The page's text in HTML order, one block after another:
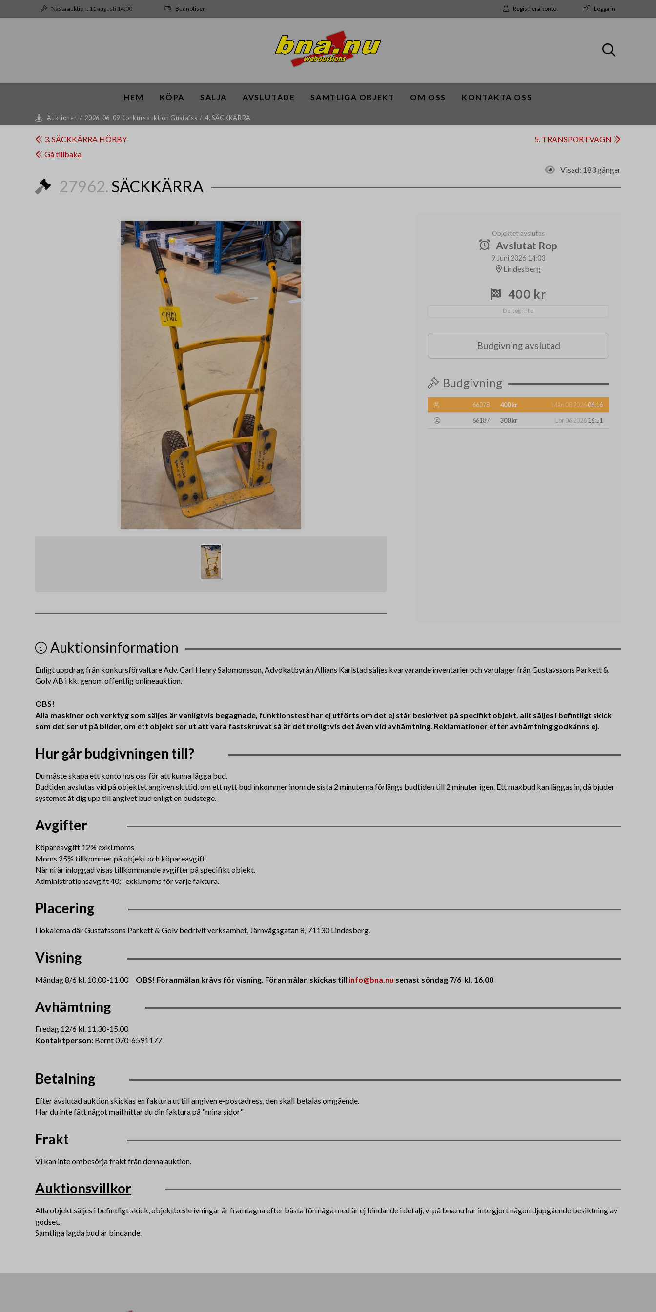
Nästa auktion: 11 augusti 14:00 Budnotiser Registrera konto Logga in
HEM KÖPA SÄLJA AVSLUTADE SAMTLIGA OBJEKT OM OSS KONTAKTA OSS
Auktioner / 2026-06-09 Konkursauktion Gustafss / 4. SÄCKKÄRRA
3. SÄCKKÄRRA HÖRBY
5. TRANSPORTVAGN
Gå tillbaka
Visad: 183 gånger
27962. SÄCKKÄRRA
Objektet avslutas
Avslutat Rop
9 Juni 2026 14:03
Lindesberg
400 kr
Deltog inte
Budgivning avslutad
Budgivning
66078 400 kr Mån 08 202606:16
66187
300 kr Lör 06 202616:51
Auktionsinformation
Enligt uppdrag från konkursförvaltare Adv. Carl Henry Salomonsson, Advokatbyrån Allians Karlstad säljes kvarvarande inventarier och varulager från Gustavssons Parkett &
Golv AB i kk. genom offentlig onlineauktion.
OBS!
Alla maskiner och verktyg som säljes är vanligtvis begagnade, funktionstest har ej utförts om det ej står beskrivet på specifikt objekt, allt säljes i befintligt skick
som det ser ut på bilder, om ett objekt ser ut att vara fastskruvat så är det troligtvis det även vid avhämtning. Reklamationer efter avhämtning godkänns ej.
Hur går budgivningen till?
Du måste skapa ett konto hos oss för att kunna lägga bud.
Budtiden avslutas vid på objektet angiven sluttid, om ett nytt bud inkommer inom de sista 2 minuterna förlängs budtiden till 2 minuter igen. Ett maxbud kan läggas in, då bjuder
systemet åt dig upp till angivet bud enligt en budstege.
Avgifter
Köpareavgift 12% exkl.moms
Moms 25% tillkommer på objekt och köpareavgift.
När ni är inloggad visas tillkommande avgifter på specifikt objekt.
Administrationsavgift 40:- exkl.moms för varje faktura.
Placering
I lokalerna där Gustafssons Parkett & Golv bedrivit verksamhet, Järnvägsgatan 8, 71130 Lindesberg.
Visning
Måndag 8/6 kl. 10.00-11.00 OBS! Föranmälan krävs för visning. Föranmälan skickas till info@bna.nu senast söndag 7/6 kl. 16.00
Avhämtning
Fredag 12/6 kl. 11.30-15.00
Kontaktperson: Bernt 070-6591177
Betalning
Efter avslutad auktion skickas en faktura ut till angiven e-postadress, den skall betalas omgående.
Har du inte fått något mail hittar du din faktura på "mina sidor"
Frakt
Vi kan inte ombesörja frakt från denna auktion.
Auktionsvillkor
Alla objekt säljes i befintligt skick, objektbeskrivningar är framtagna efter bästa förmåga med är ej bindande i detalj, vi på bna.nu har inte gjort någon djupgående besiktning av
godset.
Samtliga lagda bud är bindande.